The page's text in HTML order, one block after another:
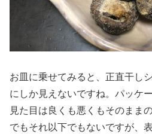
お皿に乗せてみると、正直干し
にしか見えないですね。パッケ
見た目は良くも悪くもそのまま
でもそれ以下でもないですが、